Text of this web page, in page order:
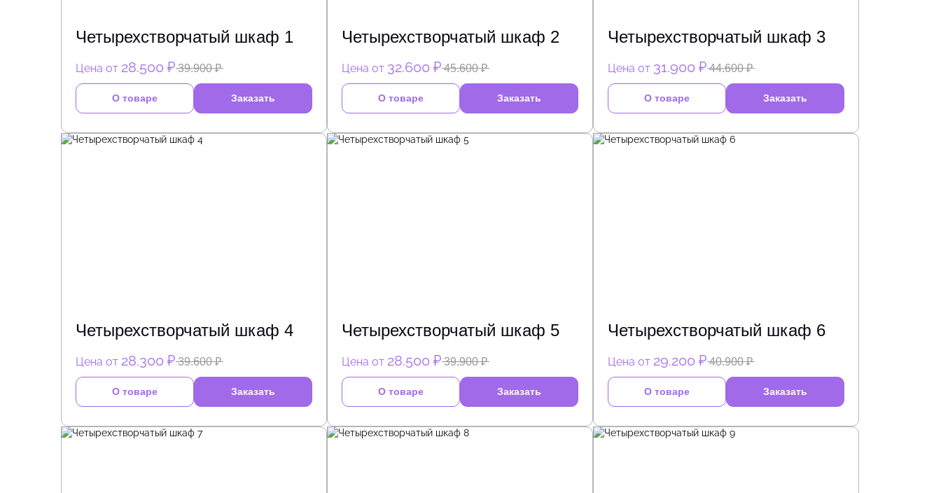
Четырехстворчатый шкаф 1
Цена от 28.500 ₽ 39.900 ₽
О товаре Заказать
Четырехстворчатый шкаф 2
Цена от 32.600 ₽ 45.600 ₽
О товаре Заказать
Четырехстворчатый шкаф 3
Цена от 31.900 ₽ 44.600 ₽
О товаре Заказать
Четырехстворчатый шкаф 4
Цена от 28.300 ₽ 39.600 ₽
О товаре Заказать
Четырехстворчатый шкаф 5
Цена от 28.500 ₽ 39.900 ₽
О товаре Заказать
Четырехстворчатый шкаф 6
Цена от 29.200 ₽ 40.900 ₽
О товаре Заказать